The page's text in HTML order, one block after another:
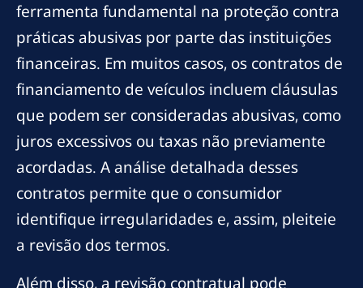
ferramenta fundamental na proteção contra
práticas abusivas por parte das instituições
financeiras. Em muitos casos, os contratos de
financiamento de veículos incluem cláusulas
que podem ser consideradas abusivas, como
juros excessivos ou taxas não previamente
acordadas. A análise detalhada desses
contratos permite que o consumidor
identifique irregularidades e, assim, pleiteie
a revisão dos termos.
Além disso, a revisão contratual pode